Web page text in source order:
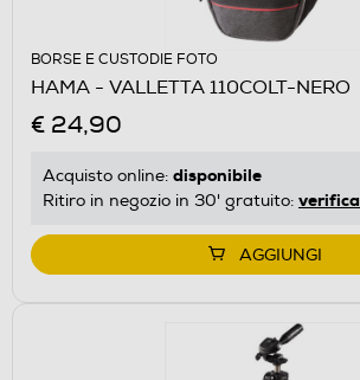
BORSE E CUSTODIE FOTO
HAMA - VALLETTA 110COLT-NERO
€ 24,90
Acquisto online: disponibile
Ritiro in negozio in 30' gratuito: verifica
AGGIUNGI